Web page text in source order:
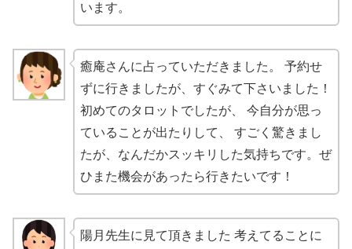
います。
癒庵さんに占っていただきました。 予約せ
ずに行きましたが、すぐみて下さいました！
初めてのタロットでしたが、 今自分が思っ
ていることが出たりして、 すごく驚きまし
たが、なんだかスッキリした気持ちです。ぜ
ひまた機会があったら行きたいです！
陽月先生に見て頂きました 考えてることに